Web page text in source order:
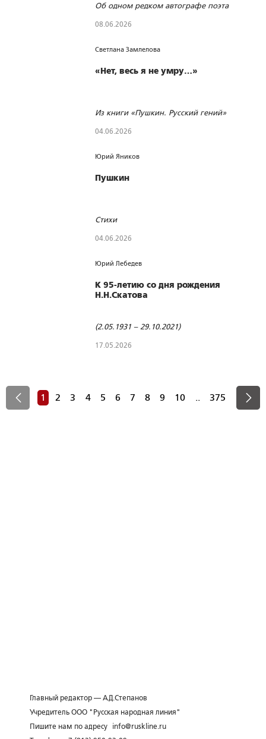
Об одном редком автографе поэта
08.06.2026
Светлана Замлелова
«Нет, весь я не умру…»
Из книги «Пушкин. Русский гений»
04.06.2026
Юрий Яников
Пушкин
Стихи
04.06.2026
Юрий Лебедев
К 95-летию со дня рождения
Н.Н.Скатова
(2.05.1931 – 29.10.2021)
17.05.2026
1 2 3 4 5 6 7 8 9 10 .. 375
Главный редактор — А.Д.Степанов
Учредитель ООО "Русская народная линия"
Пишите нам по адресу
info@ruskline.ru